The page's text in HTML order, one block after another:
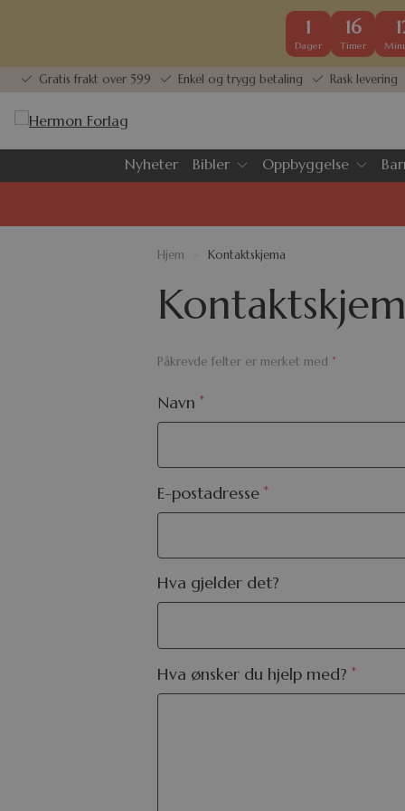
1
Dager
16
Timer
Gratis frakt over 599 Enkel og trygg betaling Rask levering
Nyheter Bibler Oppbyggelse
Hjem Kontaktskjema
Påkrevde felter er merket med *
Navn *
E-postadresse *
Hva gjelder det?
Hva ønsker du hjelp med? *